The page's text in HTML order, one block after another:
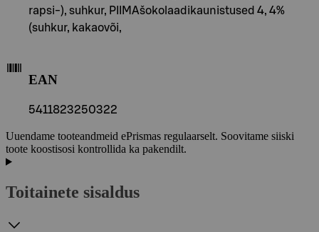
rapsi-), suhkur, PIIMAšokolaadikaunistused 4, 4%
(suhkur, kakaovõi,
EAN
5411823250322
Uuendame tooteandmeid ePrismas regulaarselt. Soovitame siiski
toote koostisosi kontrollida ka pakendilt.
Toitainete sisaldus